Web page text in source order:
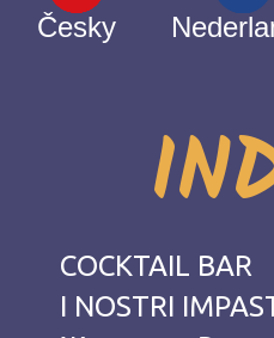
Česky
COCKTAIL BAR
I NOSTRI